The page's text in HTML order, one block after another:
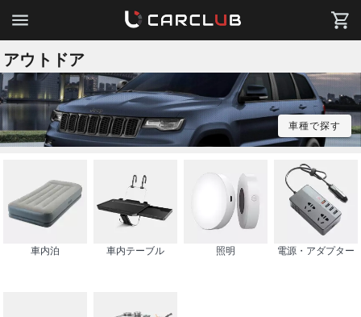
アウトドア
車種で探す
車内泊 車内テーブル 照明 電源・アダプター